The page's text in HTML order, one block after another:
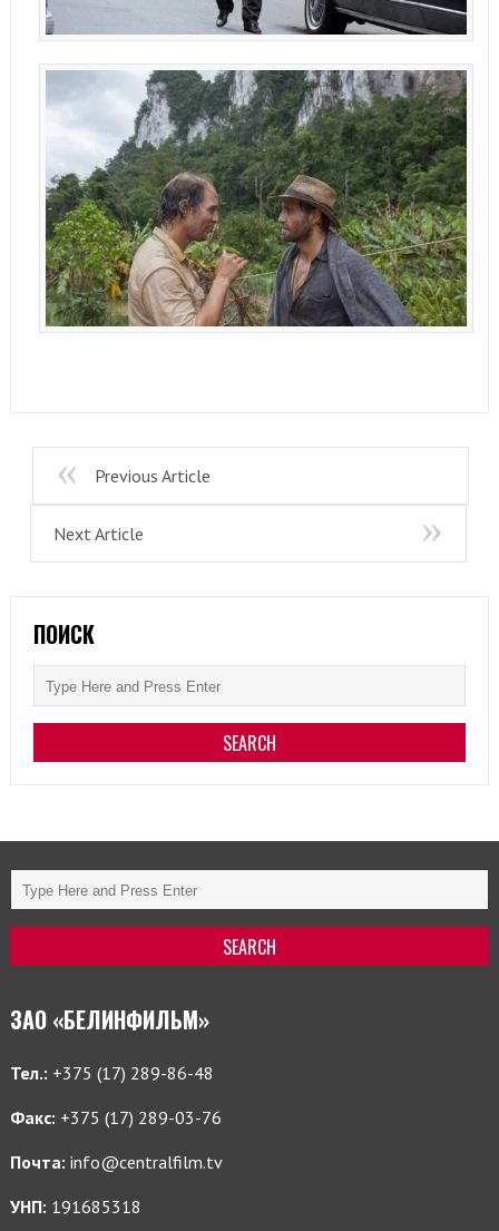
Previous Article
Next Article
ПОИСК
ЗАО «БЕЛИНФИЛЬМ»
Тел.: +375 (17) 289-86-48
Факс: +375 (17) 289-03-76
Почта: info@centralfilm.tv
УНП: 191685318